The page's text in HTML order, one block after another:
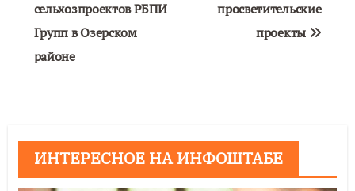
записям
сельхозпроектов РБПИ
Групп в Озерском
районе
просветительские
проекты
ИНТЕРЕСНОЕ НА ИНФОШТАБЕ